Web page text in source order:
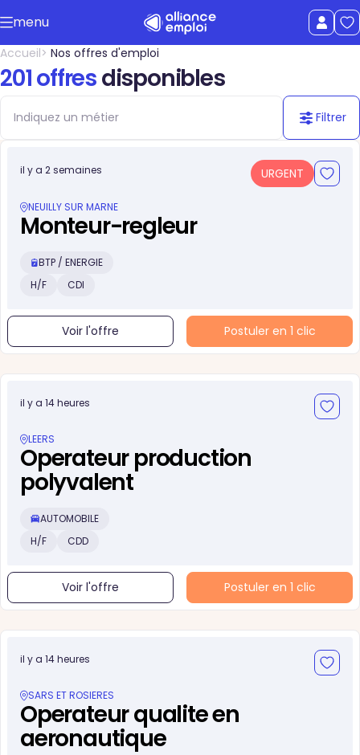
Accéder au contenu principal
Afficher le
menu
le menu
Accueil Nos offres d'emploi
201 offresdisponibles
Filtrer
il y a 2 semaines URGENT
NEUILLY SUR MARNE
Monteur-regleur
BTP / ENERGIE
H/F
CDI
Voir l'offre Postuler en 1 clic
il y a 14 heures
LEERS
Operateur production
polyvalent
AUTOMOBILE
H/F
CDD
Voir l'offre Postuler en 1 clic
il y a 14 heures
SARS ET ROSIERES
Operateur qualite en
aeronautique